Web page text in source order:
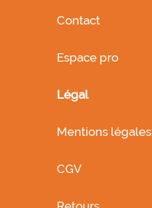
Contact
Espace pro
Légal
Mentions légales
CGV